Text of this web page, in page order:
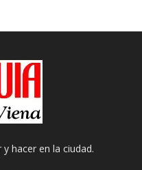
y hacer en la ciudad.